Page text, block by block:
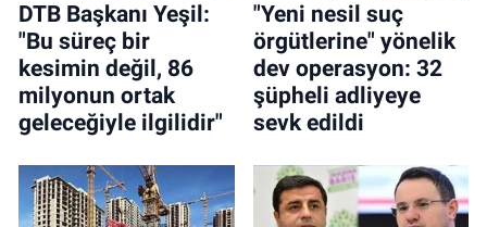
DTB Başkanı Yeşil:
"Bu süreç bir
kesimin değil, 86
milyonun ortak
geleceğiyle ilgilidir"
"Yeni nesil suç
örgütlerine" yönelik
dev operasyon: 32
şüpheli adliyeye
sevk edildi